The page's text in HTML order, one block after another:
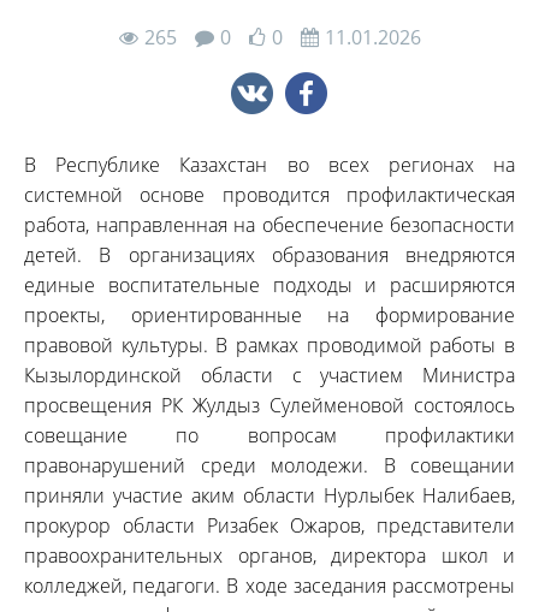
265 0 0 11.01.2026
В Республике Казахстан во всех регионах на
системной основе проводится профилактическая
работа, направленная на обеспечение безопасности
детей. В организациях образования внедряются
единые воспитательные подходы и расширяются
проекты, ориентированные на формирование
правовой культуры. В рамках проводимой работы в
Кызылординской области с участием Министра
просвещения РК Жулдыз Сулейменовой состоялось
совещание по вопросам профилактики
правонарушений среди молодежи. В совещании
приняли участие аким области Нурлыбек Налибаев,
прокурор области Ризабек Ожаров, представители
правоохранительных органов, директора школ и
колледжей, педагоги. В ходе заседания рассмотрены